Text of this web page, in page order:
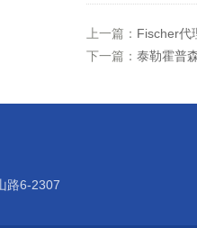
上一篇： Fischer代
下一篇： 泰勒霍普
路6-2307